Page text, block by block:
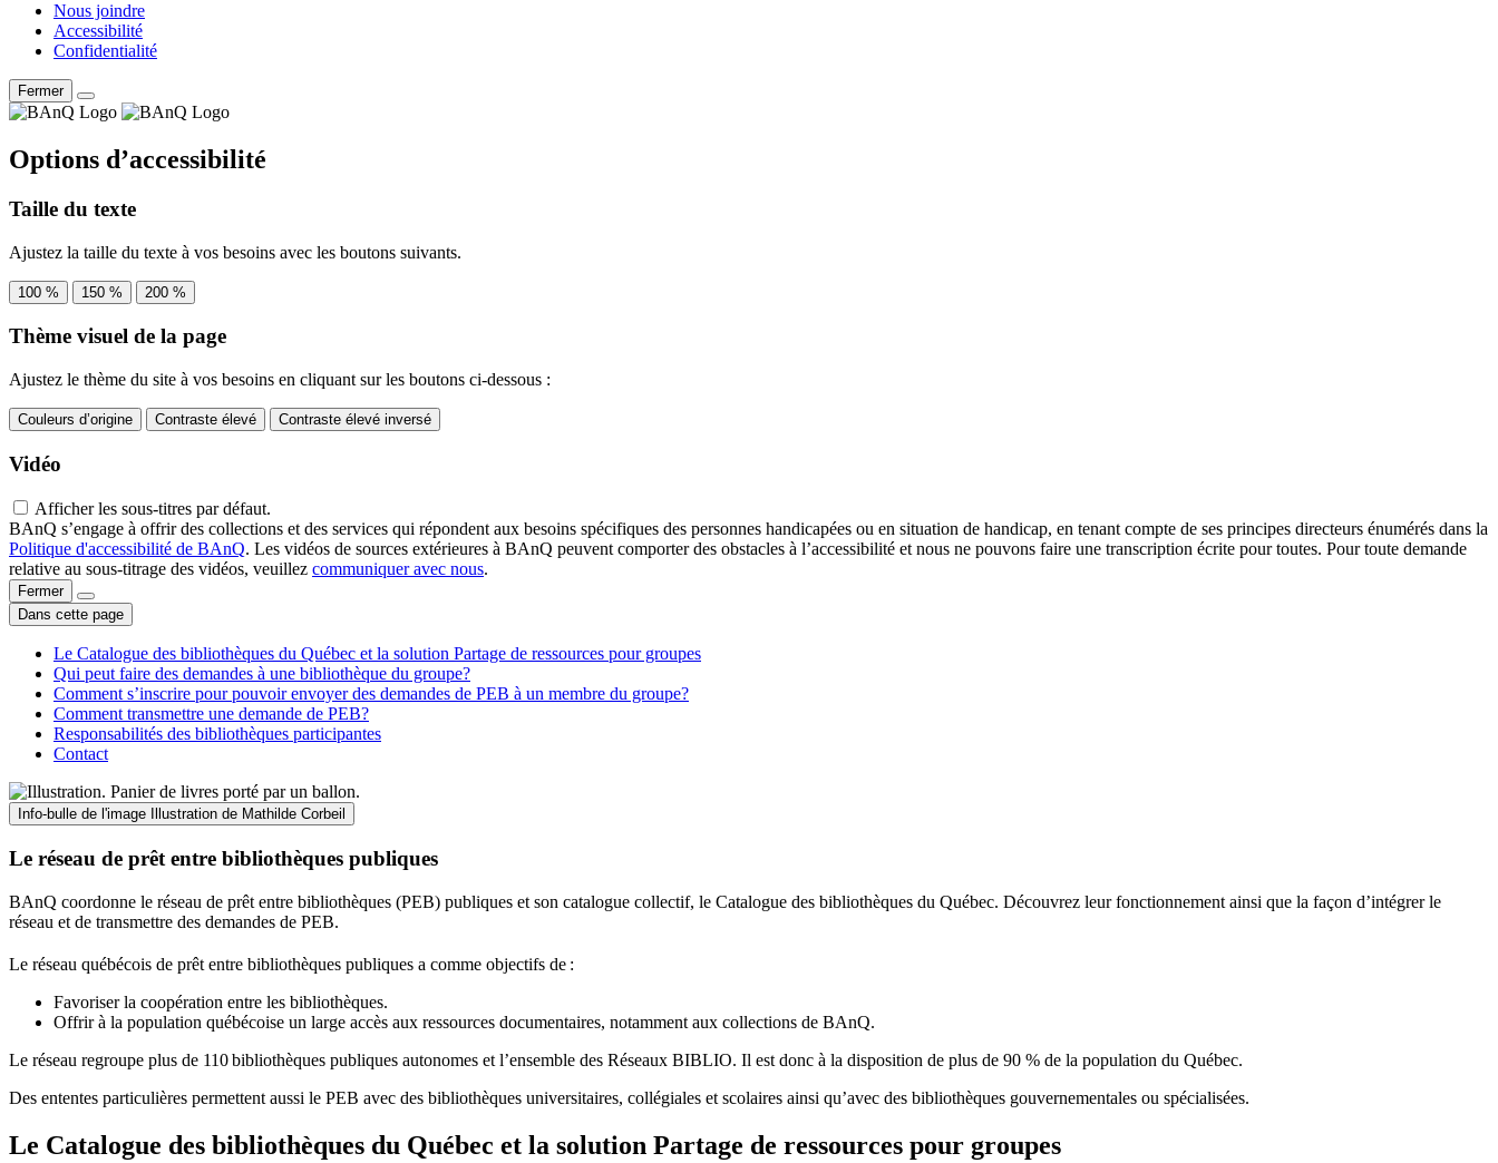
Nous joindre
Accessibilité
Confidentialité
Fermer
Options d’accessibilité
Taille du texte
Ajustez la taille du texte à vos besoins avec les boutons suivants.
100 % 150 % 200 %
Thème visuel de la page
Ajustez le thème du site à vos besoins en cliquant sur les boutons ci-dessous :
Couleurs d’origine Contraste élevé Contraste élevé inversé
Vidéo
Afficher les sous-titres par défaut.
BAnQ s’engage à offrir des collections et des services qui répondent aux besoins spécifiques des personnes handicapées ou en situation de handicap, en tenant compte de ses principes directeurs énumérés dans la
Politique d'accessibilité de BAnQ. Les vidéos de sources extérieures à BAnQ peuvent comporter des obstacles à l’accessibilité et nous ne pouvons faire une transcription écrite pour toutes. Pour toute demande
relative au sous-titrage des vidéos, veuillez communiquer avec nous.
Fermer
Dans cette page
Le Catalogue des bibliothèques du Québec et la solution Partage de ressources pour groupes
Qui peut faire des demandes à une bibliothèque du groupe?
Comment s’inscrire pour pouvoir envoyer des demandes de PEB à un membre du groupe?
Comment transmettre une demande de PEB?
Responsabilités des bibliothèques participantes
Contact
Info-bulle de l'image Illustration de Mathilde Corbeil
Le réseau de prêt entre bibliothèques publiques
BAnQ coordonne le réseau de prêt entre bibliothèques (PEB) publiques et son catalogue collectif, le Catalogue des bibliothèques du Québec. Découvrez leur fonctionnement ainsi que la façon d’intégrer le
réseau et de transmettre des demandes de PEB.
Le réseau québécois de prêt entre bibliothèques publiques a comme objectifs de :
Favoriser la coopération entre les bibliothèques.
Offrir à la population québécoise un large accès aux ressources documentaires, notamment aux collections de BAnQ.
Le réseau regroupe plus de 110bibliothèques publiques autonomes et l’ensemble des Réseaux BIBLIO. Il est donc à la disposition de plus de 90 % de la population du Québec.
Des ententes particulières permettent aussi le PEB avec des bibliothèques universitaires, collégiales et scolaires ainsi qu’avec des bibliothèques gouvernementales ou spécialisées.
Le Catalogue des bibliothèques du Québec et la solution Partage de ressources pour groupes